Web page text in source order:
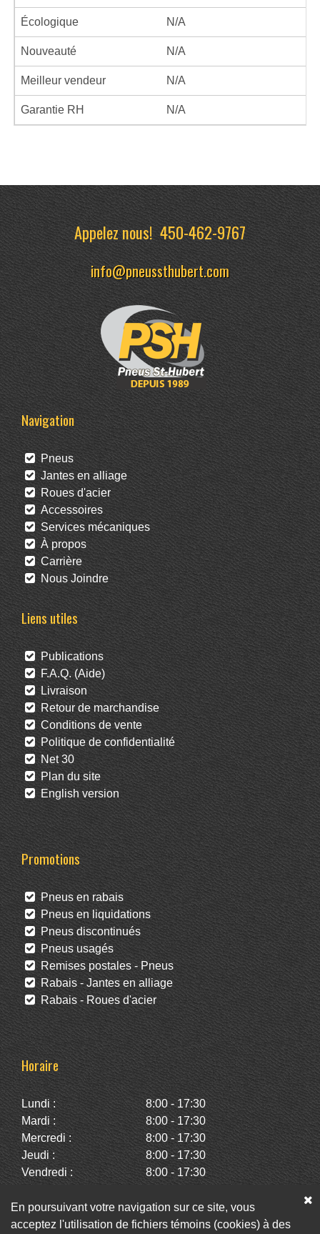
Écologique N/A
Nouveauté N/A
Meilleur vendeur N/A
Garantie RH N/A
Appelez nous!450-462-9767
info@pneussthubert.com
Navigation
Pneus
Jantes en alliage
Roues d'acier
Accessoires
Services mécaniques
À propos
Carrière
Nous Joindre
Liens utiles
Publications
F.A.Q. (Aide)
Livraison
Retour de marchandise
Conditions de vente
Politique de confidentialité
Net 30
Plan du site
English version
Promotions
Pneus en rabais
Pneus en liquidations
Pneus discontinués
Pneus usagés
Remises postales - Pneus
Rabais - Jantes en alliage
Rabais - Roues d'acier
Horaire
Lundi :
8:00 - 17:30
Mardi :
8:00 - 17:30
Mercredi :
8:00 - 17:30
Jeudi :
8:00 - 17:30
Vendredi :
8:00 - 17:30
Dimanche :
Fermé
En poursuivant votre navigation sur ce site, vous
acceptez l'utilisation de fichiers témoins (cookies) à des